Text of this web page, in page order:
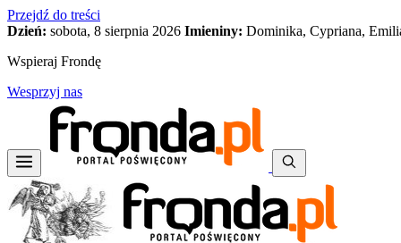
Przejdź do treści
Dzień: sobota, 8 sierpnia 2026 Imieniny: Dominika, Cypriana,
Wspieraj Frondę
Wesprzyj nas